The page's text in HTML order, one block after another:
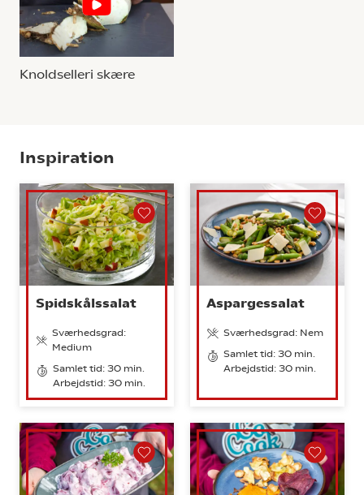
Knoldselleri skære
Inspiration
Spidskålssalat
Sværhedsgrad:
Medium
Samlet tid: 30 min.
Arbejdstid: 30 min.
Aspargessalat
Sværhedsgrad: Nem
Samlet tid: 30 min.
Arbejdstid: 30 min.